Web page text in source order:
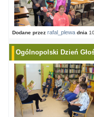
Dodane przez rafal_plewa dnia
Ogólnopolski Dzień